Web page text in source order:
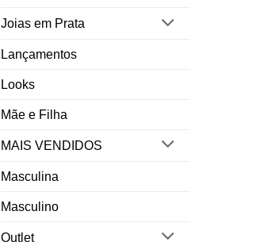
Joias em Prata
Lançamentos
Looks
Mãe e Filha
MAIS VENDIDOS
Masculina
Masculino
Outlet